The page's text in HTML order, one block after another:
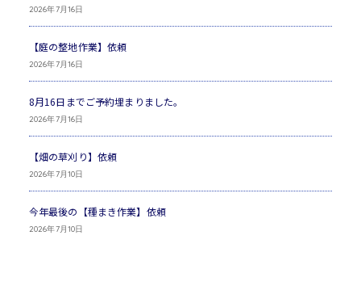
2026年7月16日
【庭の整地作業】依頼
2026年7月16日
8月16日までご予約埋まりました。
2026年7月16日
【畑の草刈り】依頼
2026年7月10日
今年最後の【種まき作業】依頼
2026年7月10日